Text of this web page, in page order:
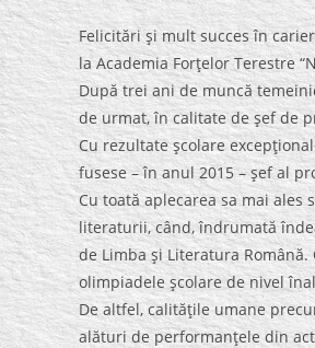
Felicitări şi mult succes în
la Academia Forţelor Terestre
După trei ani de muncă
de urmat, în calitate de şef de
Cu rezultate şcolare
fusese – în anul 2015 – şef al
Cu toată aplecarea sa mai
literaturii, când, îndrumată
de Limba şi Literatura
olimpiadele şcolare de nivel
De altfel, calităţile umane
alături de performanţele din